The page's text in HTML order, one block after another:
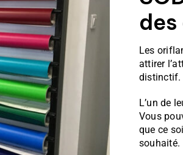
Les
attirer
distinctif.
L’un de
Vous
que ce
souhaité.